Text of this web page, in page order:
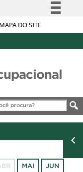
MAPA DO SITE
Simplifique!
à informação
Legislação
Canais
MAI JUN